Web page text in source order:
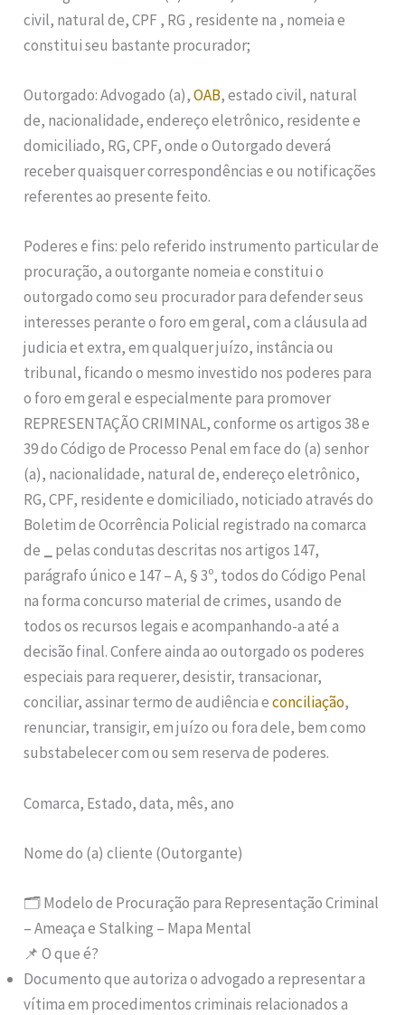
civil, natural de, CPF , RG , residente na , nomeia e
constitui seu bastante procurador;
Outorgado: Advogado (a),OAB, estado civil, natural
de, nacionalidade, endereço eletrônico, residente e
domiciliado, RG, CPF, onde o Outorgado deverá
receber quaisquer correspondências e ou notificações
referentes ao presente feito.
Poderes e fins: pelo referido instrumento particular de
procuração, a outorgante nomeia e constitui o
outorgado como seu procurador para defender seus
interesses perante o foro em geral, com a cláusula ad
judicia et extra, em qualquer juízo, instância ou
tribunal, ficando o mesmo investido nos poderes para
o foro em geral e especialmente para promover
REPRESENTAÇÃO CRIMINAL, conforme os artigos 38 e
39 do Código de Processo Penal em face do (a) senhor
(a), nacionalidade, natural de, endereço eletrônico,
RG, CPF, residente e domiciliado, noticiado através do
Boletim de Ocorrência Policial registrado na comarca
de
pelas condutas descritas nos artigos 147,
parágrafo único e 147 – A, § 3º, todos do Código Penal
na forma concurso material de crimes, usando de
todos os recursos legais e acompanhando-a até a
decisão final. Confere ainda ao outorgado os poderes
especiais para requerer, desistir, transacionar,
conciliar, assinar termo de audiência econciliação,
renunciar, transigir, em juízo ou fora dele, bem como
substabelecer com ou sem reserva de poderes.
Comarca, Estado, data, mês, ano
Nome do (a) cliente (Outorgante)
🗂️ Modelo de Procuração para Representação Criminal
– Ameaça e Stalking – Mapa Mental
📌 O que é?
Documento que autoriza o advogado a representar a
vítima em procedimentos criminais relacionados a